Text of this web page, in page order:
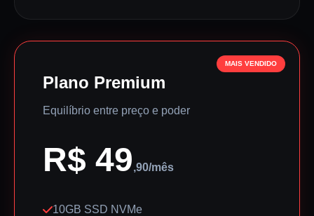
MAIS VENDIDO
Plano Premium
Equilíbrio entre preço e poder
R$ 49,90/mês
10GB SSD NVMe